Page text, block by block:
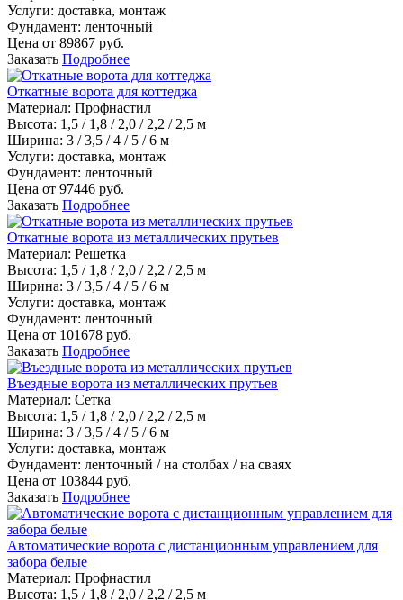
Услуги: доставка, монтаж
Фундамент: ленточный
Цена от 89867 руб.
Заказать Подробнее
Откатные ворота для коттеджа
Материал: Профнастил
Высота: 1,5 / 1,8 / 2,0 / 2,2 / 2,5 м
Ширина: 3 / 3,5 / 4 / 5 / 6 м
Услуги: доставка, монтаж
Фундамент: ленточный
Цена от 97446 руб.
Заказать Подробнее
Откатные ворота из металлических прутьев
Материал: Решетка
Высота: 1,5 / 1,8 / 2,0 / 2,2 / 2,5 м
Ширина: 3 / 3,5 / 4 / 5 / 6 м
Услуги: доставка, монтаж
Фундамент: ленточный
Цена от 101678 руб.
Заказать Подробнее
Въездные ворота из металлических прутьев
Материал: Сетка
Высота: 1,5 / 1,8 / 2,0 / 2,2 / 2,5 м
Ширина: 3 / 3,5 / 4 / 5 / 6 м
Услуги: доставка, монтаж
Фундамент: ленточный / на столбах / на сваях
Цена от 103844 руб.
Заказать Подробнее
Автоматические ворота с дистанционным управлением для
забора белые
Материал: Профнастил
Высота: 1,5 / 1,8 / 2,0 / 2,2 / 2,5 м